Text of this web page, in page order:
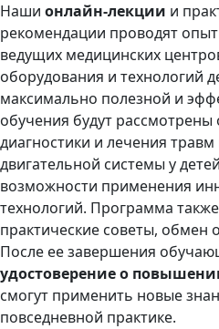
Наши онлайн-лекции и
рекомендации проводят
ведущих медицинских
оборудования и технологий
максимально полезной и
обучения будут
диагностики и лечения
двигательной системы у
возможности применения
технологий. Программа
практические советы, обмен
После ее завершения
удостоверение о
смогут применить новые
повседневной практике.